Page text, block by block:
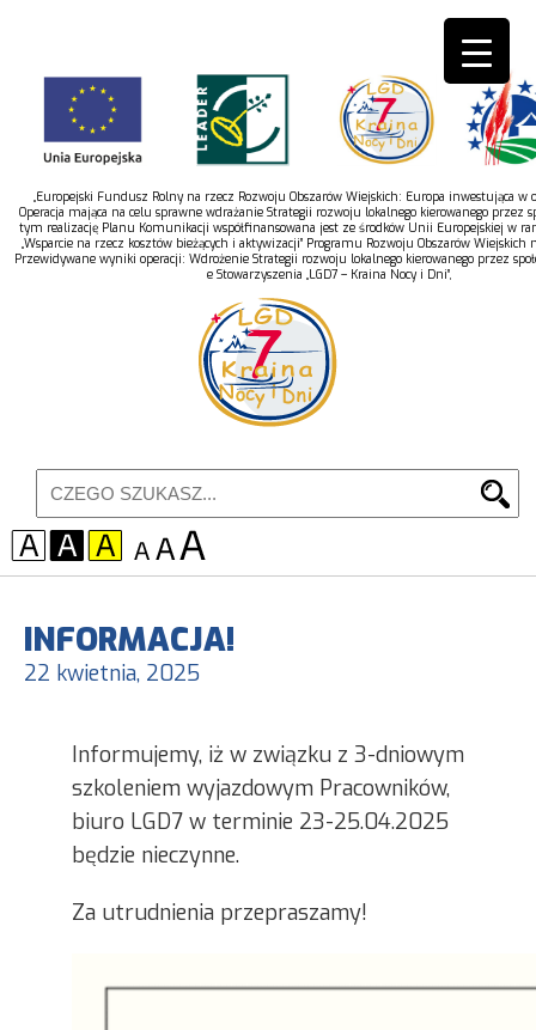
„Europejski Fundusz Rolny na rzecz Rozwoju Obszarów Wiejskich: Europa inwestująca w
Operacja mająca na celu sprawne wdrażanie Strategii rozwoju lokalnego kierowanego przez
tym realizację Planu Komunikacji współfinansowana jest ze środków Unii Europejskiej w
„Wsparcie na rzecz kosztów bieżących i aktywizacji” Programu Rozwoju Obszarów Wiejskich
Przewidywane wyniki operacji: Wdrożenie Strategii rozwoju lokalnego kierowanego przez
e Stowarzyszenia „LGD7 – Kraina Nocy i Dni”,
INFORMACJA!
22 kwietnia, 2025
Informujemy, iż w związku z 3-dniowym
szkoleniem wyjazdowym Pracowników,
biuro LGD7 w terminie 23-25.04.2025
będzie nieczynne.
Za utrudnienia przepraszamy!